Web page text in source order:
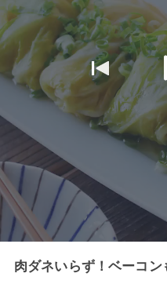
肉ダネいらず！ベーコ